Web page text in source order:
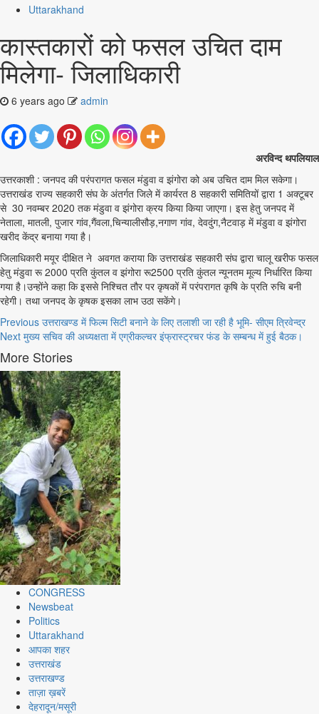
Uttarakhand
कास्तकारों को फसल उचित दाम
मिलेगा- जिलाधिकारी
6 years ago admin
अरविन्द थपलियाल
उत्तरकाशी : जनपद की परंपरागत फसल मंडुवा व झंगोरा को अब उचित दाम मिल सकेगा।
उत्तराखंड राज्य सहकारी संघ के अंतर्गत जिले में कार्यरत 8 सहकारी समितियों द्वारा 1 अक्टूबर
से 30 नवम्बर 2020 तक मंडुवा व झंगोरा क्रय किया किया जाएगा। इस हेतु जनपद में
नेताला, मातली, पुजार गांव,गैंवला,चिन्यालीसौड़,नगाण गांव, देवदुंग,नैटवाड़ में मंडुवा व झंगोरा
खरीद केंद्र बनाया गया है।
जिलाधिकारी मयूर दीक्षित ने अवगत कराया कि उत्तराखंड सहकारी संघ द्वारा चालू खरीफ फसल
हेतु मंडुवा रू 2000 प्रति कुंतल व झंगोरा रू2500 प्रति कुंतल न्यूनतम मूल्य निर्धारित किया
गया है।उन्होंने कहा कि इससे निश्चित तौर पर कृषकों में परंपरागत कृषि के प्रति रुचि बनी
रहेगी। तथा जनपद के कृषक इसका लाभ उठा सकेंगे।
Continue
Reading
Previous उत्तराखण्ड में फिल्म सिटी बनाने के लिए तलाशी जा रही है भूमि- सीएम त्रिवेन्द्र
Next मुख्य सचिव की अध्यक्षता में एग्रीकल्चर इंफ्रास्ट्रचर फंड के सम्बन्ध में हुई बैठक।
More Stories
CONGRESS
Newsbeat
Politics
Uttarakhand
आपका शहर
उत्तराखंड
उत्तराखण्ड
ताज़ा ख़बरें
देहरादून/मसूरी